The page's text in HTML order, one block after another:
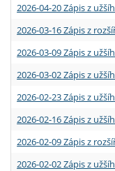
2026-04-20 Zápis z
2026-03-16 Zápis z
2026-03-09 Zápis z
2026-03-02 Zápis z
2026-02-23 Zápis z
2026-02-16 Zápis z
2026-02-09 Zápis z
2026-02-02 Zápis z